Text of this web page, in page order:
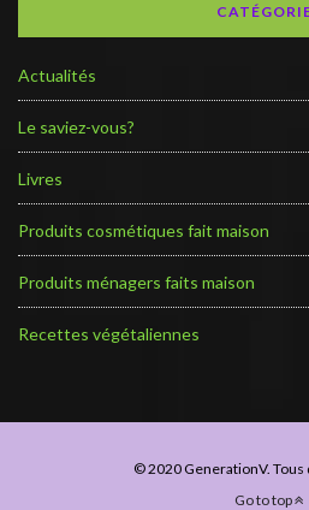
Actualités
Le saviez-vous?
Livres
Produits cosmétiques fait maison
Produits ménagers faits maison
Recettes végétaliennes
© 2020 GenerationV.
Go to top